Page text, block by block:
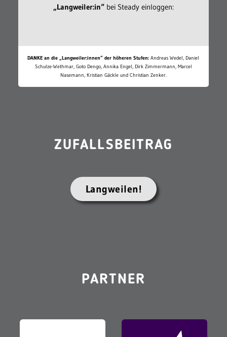
„Langweiler:in“bei Steady einloggen:
DANKE an die „Langweiler:innen“ der höheren Stufen: Andreas Wedel, Daniel
Schulze-Wethmar, Goto Dengo, Annika Engel, Dirk Zimmermann, Marcel
Nasemann, Kristian Gäckle und Christian Zenker.
ZUFALLSBEITRAG
Langweilen!
PARTNER